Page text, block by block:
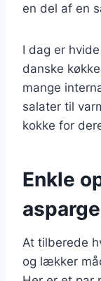
en del af en
I dag er
danske
mange
salater til
kokke for
Enkle
At tilberede
og lækker